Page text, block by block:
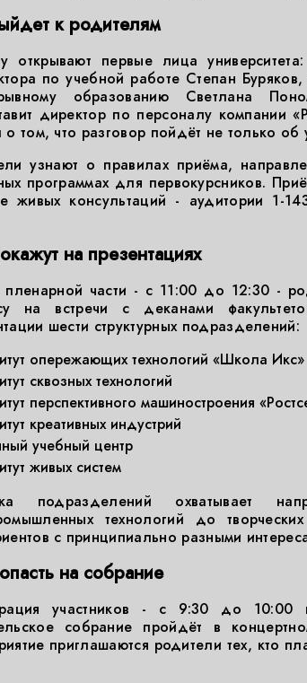
к родителям
открывают первые лица
по учебной работе Степан
образованию Светлана
директор по персоналу компании
о том, что разговор пойдёт не только об
узнают о правилах приёма,
программах для первокурсников.
живых консультаций - аудитории 1-
на презентациях
части - с 11:00 до 12:30 -
на встречи с деканами
шести структурных подразделений:
опережающих технологий «Школа Икс»
сквозных технологий
перспективного машиностроения
креативных индустрий
учебный центр
живых систем
подразделений охватывает
технологий до
с принципиально разными
на собрание
участников - с 9:30 до
собрание пройдёт в
приглашаются родители тех, кто